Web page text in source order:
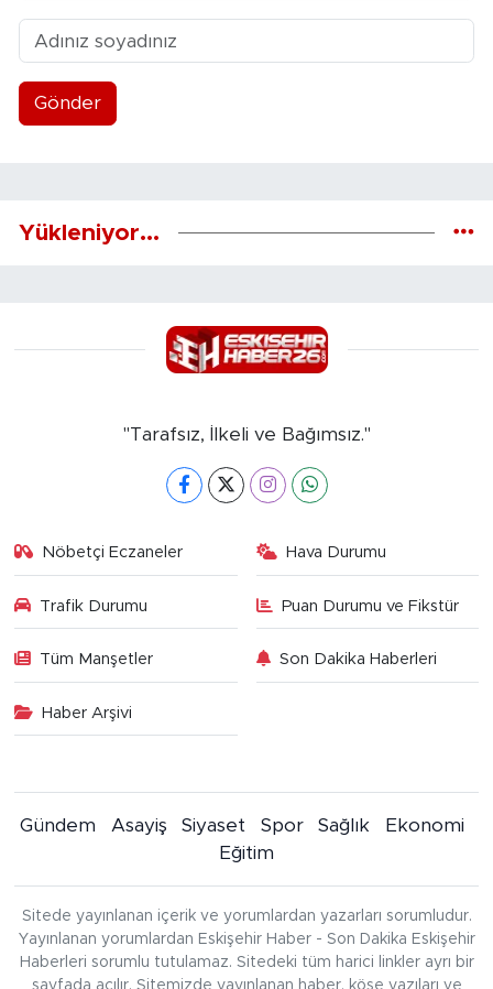
Gönder
Yükleniyor...
"Tarafsız, İlkeli ve Bağımsız."
Nöbetçi Eczaneler Hava Durumu
Trafik Durumu Puan Durumu ve Fikstür
Tüm Manşetler Son Dakika Haberleri
Haber Arşivi
Gündem Asayiş Siyaset Spor Sağlık
Ekonomi
Eğitim
Sitede yayınlanan içerik ve yorumlardan yazarları sorumludur.
Yayınlanan yorumlardan Eskişehir Haber - Son Dakika Eskişehir
Haberleri sorumlu tutulamaz. Sitedeki tüm harici linkler ayrı bir
sayfada açılır. Sitemizde yayınlanan haber, köşe yazıları ve